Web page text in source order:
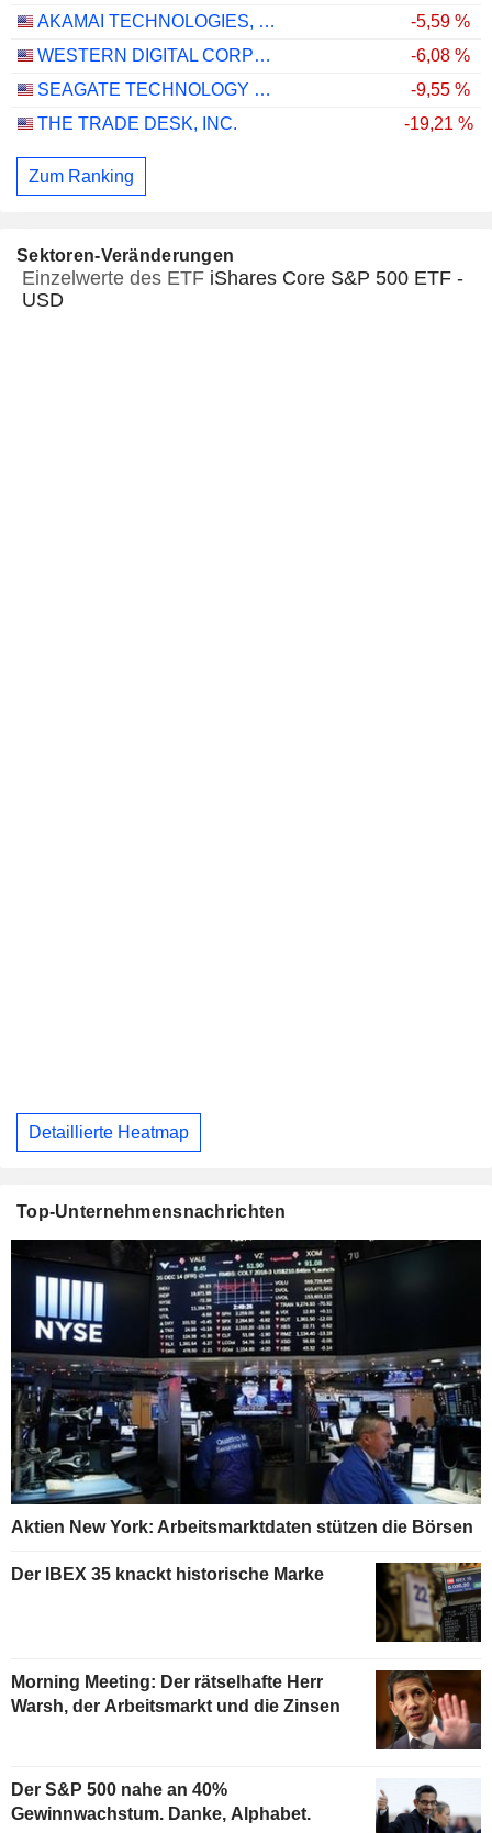
AKAMAI TECHNOLOGIES, INC.
-5,59 %
WESTERN DIGITAL CORPORATION
-6,08 %
SEAGATE TECHNOLOGY HOLDINGS PLC
-9,55 %
THE TRADE DESK, INC.
-19,21 %
Zum Ranking
Sektoren-Veränderungen
Einzelwerte des ETF iShares Core S&P 500 ETF -
USD
Detaillierte Heatmap
Top-Unternehmensnachrichten
Aktien New York: Arbeitsmarktdaten stützen die Börsen
Der IBEX 35 knackt historische Marke
Morning Meeting: Der rätselhafte Herr
Warsh, der Arbeitsmarkt und die Zinsen
Der S&P 500 nahe an 40%
Gewinnwachstum. Danke, Alphabet.